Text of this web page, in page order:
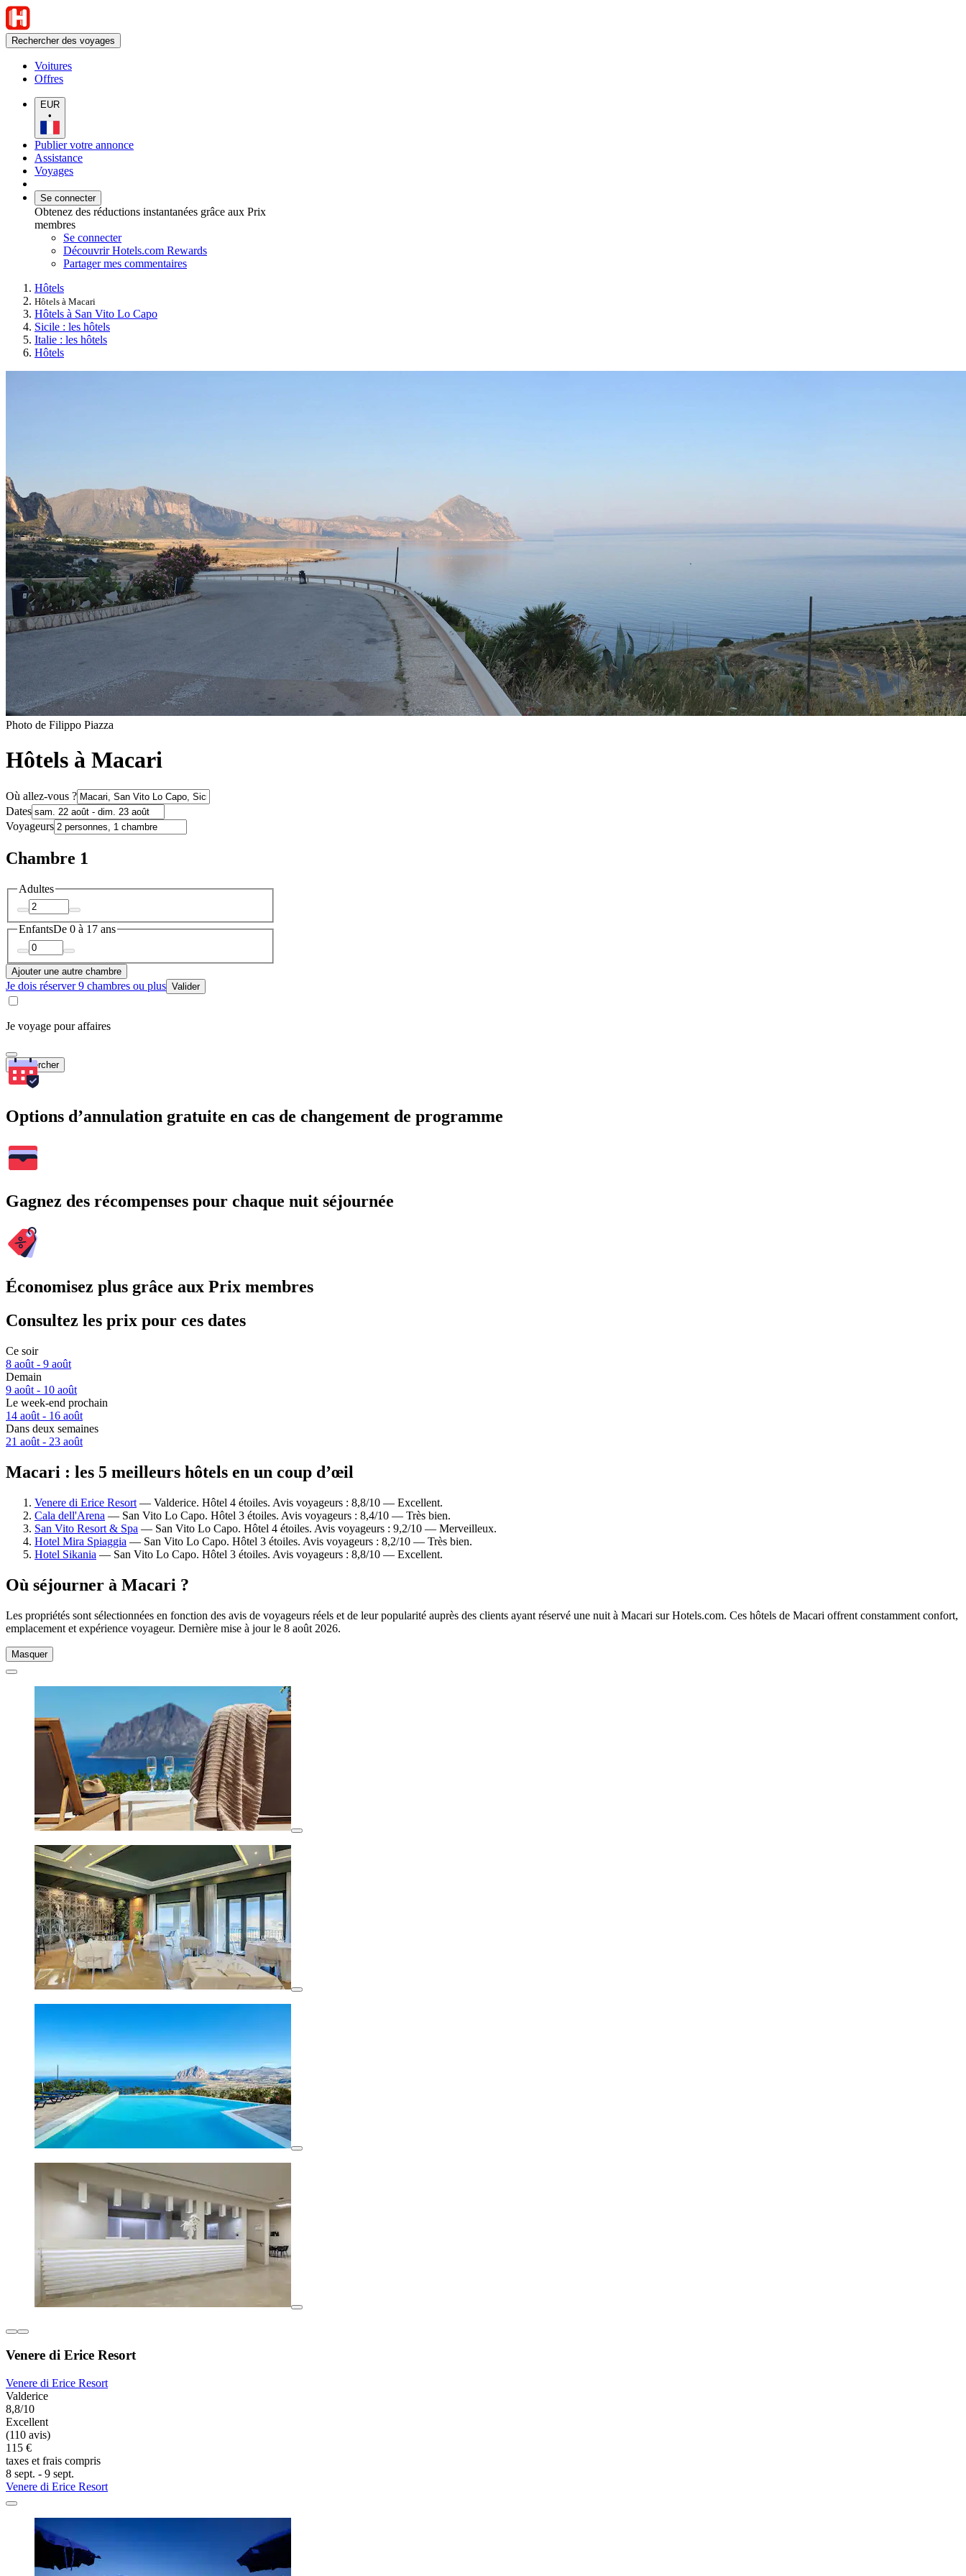
Rechercher des voyages
Voitures
Offres
EUR
•
Publier votre annonce
Assistance
Voyages
Se connecter
Obtenez des réductions instantanées grâce aux Prix
membres
Se connecter
Découvrir Hotels.com Rewards
Partager mes commentaires
Hôtels
Hôtels à Macari
Hôtels à San Vito Lo Capo
Sicile : les hôtels
Italie : les hôtels
Hôtels
Photo de Filippo Piazza
Hôtels à Macari
Où allez-vous ?
Dates
Voyageurs
Chambre 1
Adultes
EnfantsDe 0 à 17 ans
Ajouter une autre chambre
Je dois réserver 9 chambres ou plus Valider
Je voyage pour affaires
Rechercher
Options d’annulation gratuite en cas de changement de programme
Gagnez des récompenses pour chaque nuit séjournée
Économisez plus grâce aux Prix membres
Consultez les prix pour ces dates
Ce soir
8 août - 9 août
Demain
9 août - 10 août
Le week-end prochain
14 août - 16 août
Dans deux semaines
21 août - 23 août
Macari : les 5 meilleurs hôtels en un coup d’œil
Venere di Erice Resort — Valderice. Hôtel 4 étoiles. Avis voyageurs : 8,8/10 — Excellent.
Cala dell'Arena — San Vito Lo Capo. Hôtel 3 étoiles. Avis voyageurs : 8,4/10 — Très bien.
San Vito Resort & Spa — San Vito Lo Capo. Hôtel 4 étoiles. Avis voyageurs : 9,2/10 — Merveilleux.
Hotel Mira Spiaggia — San Vito Lo Capo. Hôtel 3 étoiles. Avis voyageurs : 8,2/10 — Très bien.
Hotel Sikania — San Vito Lo Capo. Hôtel 3 étoiles. Avis voyageurs : 8,8/10 — Excellent.
Où séjourner à Macari ?
Les propriétés sont sélectionnées en fonction des avis de voyageurs réels et de leur popularité auprès des clients ayant réservé une nuit à Macari sur Hotels.com. Ces hôtels de Macari offrent constamment confort,
emplacement et expérience voyageur. Dernière mise à jour le 8 août 2026.
Masquer
Venere di Erice Resort
Venere di Erice Resort
Valderice
8,8/10
Excellent
(110 avis)
115 €
taxes et frais compris
8 sept. - 9 sept.
Venere di Erice Resort